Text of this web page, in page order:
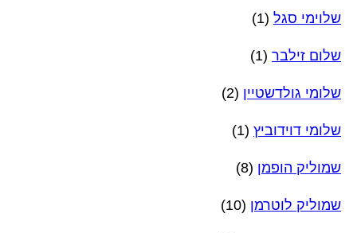
שלוימי סגל (1)
שלום זילבר (1)
שלומי גולדשטיין (2)
שלומי דוידוביץ (1)
שמוליק הופמן (8)
שמוליק לוטרמן (10)